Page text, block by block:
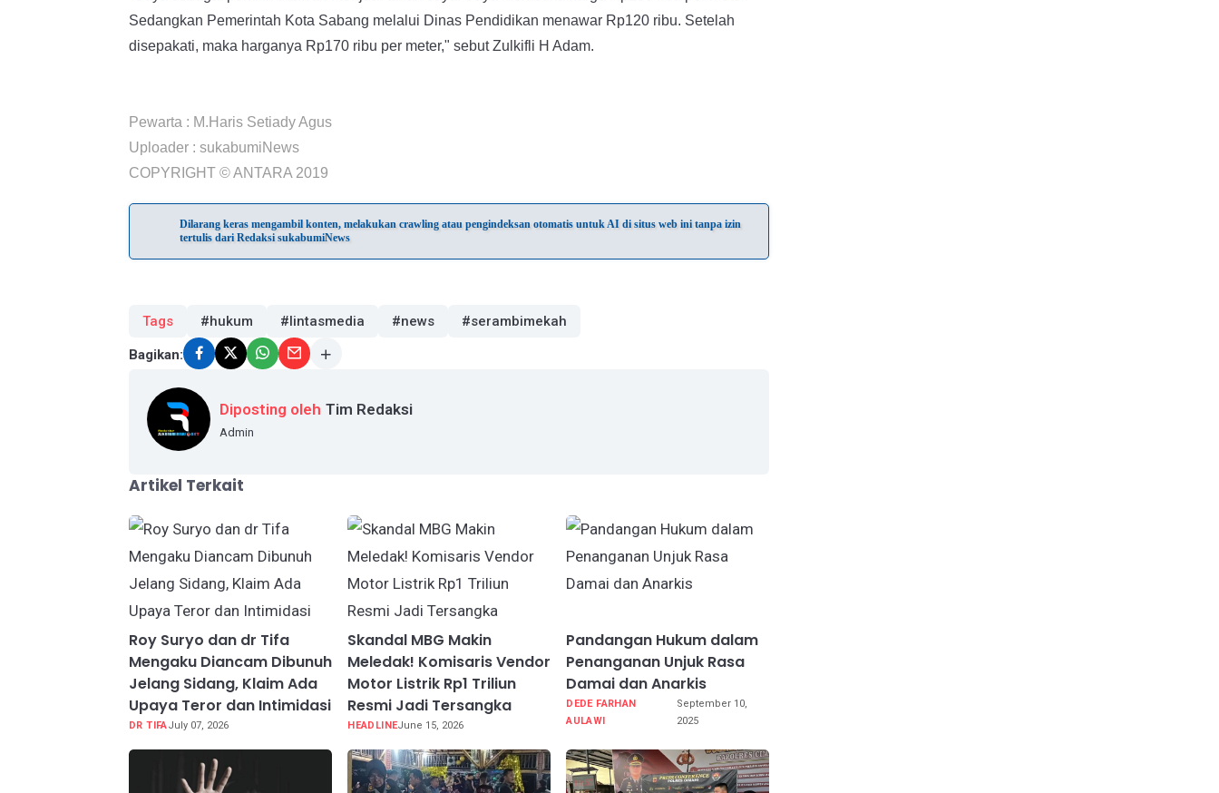
Sedangkan Pemerintah Kota Sabang melalui Dinas Pendidikan menawar Rp120 ribu. Setelah
disepakati, maka harganya Rp170 ribu per meter," sebut Zulkifli H Adam.
Pewarta : M.Haris Setiady Agus
Uploader : sukabumiNews
COPYRIGHT © ANTARA 2019
Dilarang keras mengambil konten, melakukan crawling atau pengindeksan otomatis untuk AI di situs web ini tanpa izin
tertulis dari Redaksi sukabumiNews
Tags #hukum #lintasmedia #news #serambimekah
Bagikan:
Diposting oleh Tim Redaksi
Admin
Artikel Terkait
Roy Suryo dan dr Tifa
Mengaku Diancam Dibunuh
Jelang Sidang, Klaim Ada
Upaya Teror dan Intimidasi
DR TIFAJuly 07, 2026
Skandal MBG Makin
Meledak! Komisaris Vendor
Motor Listrik Rp1 Triliun
Resmi Jadi Tersangka
HEADLINEJune 15, 2026
Pandangan Hukum dalam
Penanganan Unjuk Rasa
Damai dan Anarkis
DEDE FARHAN
AULAWI
September 10,
2025